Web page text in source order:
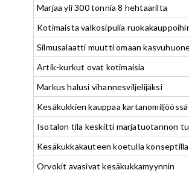
Marjaa yli 300 tonnia 8 hehtaarilta
Kotimaista valkosipulia
Silmusalaatti muutti omaan
Artik-kurkut ovat kotimaisia
Markus halusi vihannesviljelijäksi
Kesäkukkien kauppaa kartanomiljöössä
Isotalon tila keskitti marjatuotannon
Kesäkukkakauteen koetulla konseptilla
Orvokit avasivat kesäkukkamyynnin